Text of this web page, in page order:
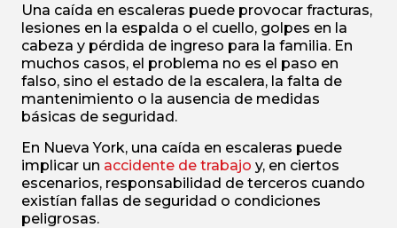
Una caída en escaleras puede provocar fracturas,
lesiones en la espalda o el cuello, golpes en la
cabeza y pérdida de ingreso para la familia. En
muchos casos, el problema no es el paso en
falso, sino el estado de la escalera, la falta de
mantenimiento o la ausencia de medidas
básicas de seguridad.
En Nueva York, una caída en escaleras puede
implicar un accidente de trabajo y, en ciertos
escenarios, responsabilidad de terceros cuando
existían fallas de seguridad o condiciones
peligrosas.